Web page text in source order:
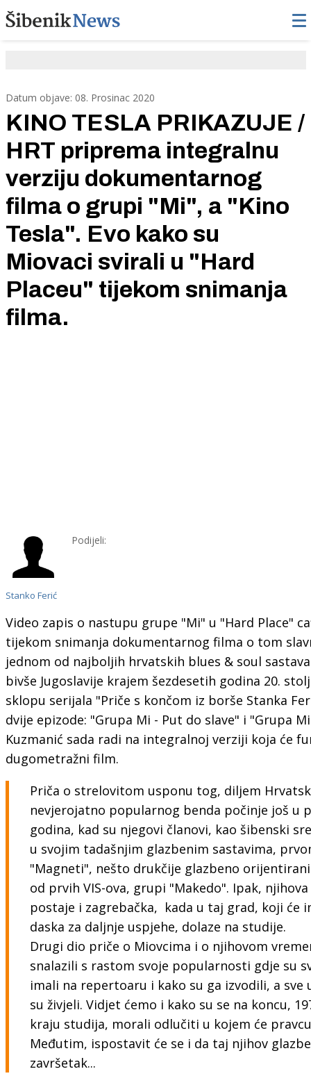
Datum objave: 08. Prosinac 2020
KINO TESLA PRIKAZUJE /
HRT priprema integralnu
verziju dokumentarnog
filma o grupi "Mi", a "Kino
Tesla". Evo kako su
Miovaci svirali u "Hard
Placeu" tijekom snimanja
filma.
Stanko Ferić
Podijeli:
Video zapis o nastupu grupe "Mi" u "Hard Place"
tijekom snimanja dokumentarnog filma o tom
jednom od najboljih hrvatskih blues & soul
bivše Jugoslavije krajem šezdesetih godina 20.
sklopu serijala "Priče s končom iz borše Stanka
dvije epizode: "Grupa Mi - Put do slave" i "Grupa
Kuzmanić sada radi na integralnoj verziji koja će
dugometražni film.
Priča o strelovitom usponu tog, diljem
nevjerojatno popularnog benda počinje još u
godina, kad su njegovi članovi, kao šibenski
u svojim tadašnjim glazbenim sastavima,
"Magneti", nešto drukčije glazbeno
od prvih VIS-ova, grupi "Makedo". Ipak,
postaje i zagrebačka, kada u taj grad, koji će
daska za daljnje uspjehe, dolaze na studije.
Drugi dio priče o Miovcima i o njihovom
snalazili s rastom svoje popularnosti gdje su
imali na repertoaru i kako su ga izvodili, a
su živjeli. Vidjet ćemo i kako su se na koncu,
kraju studija, morali odlučiti u kojem će
Međutim, ispostavit će se i da taj njihov
završetak...